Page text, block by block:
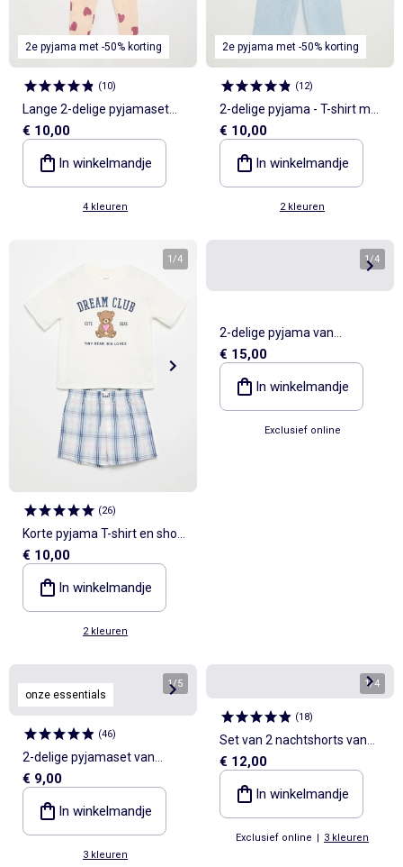
2e pyjama met -50% korting
(10)
Lange 2-delige pyjamaset
van pointellestof
€ 10,00
In winkelmandje
4 kleuren
2e pyjama met -50% korting
(12)
2-delige pyjama - T-shirt met
korte mouwen + gestreepte
broek
€ 10,00
In winkelmandje
2 kleuren
1/4
(26)
Korte pyjama T-shirt en short
- 2-delig
€ 10,00
In winkelmandje
2 kleuren
1/4
2-delige pyjama van
koraalfleece - Sweatshirt +
broek
€ 15,00
In winkelmandje
Exclusief online
onze essentials
1/5
(46)
2-delige pyjamaset van
geribd katoen met top en
short
€ 9,00
In winkelmandje
3 kleuren
1/4
(18)
Set van 2 nachtshorts van
katoenpopeline
€ 12,00
In winkelmandje
Exclusief online | 3 kleuren